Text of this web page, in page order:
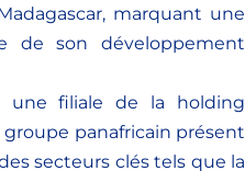
marquant une
de son développement
filiale de la holding
groupe panafricain présent
secteurs clés tels que la